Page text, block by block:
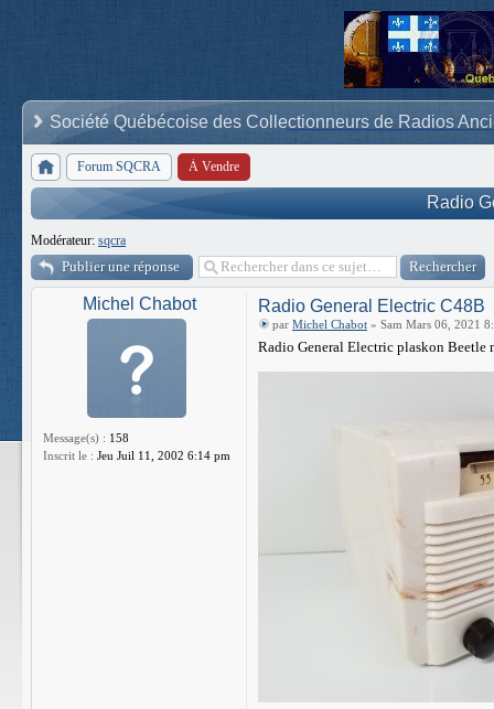
Société Québécoise des Collectionneurs de Radios
Forum SQCRA À Vendre
Radio
Modérateur: sqcra
Publier une réponse
Michel Chabot
Message(s) : 158
Inscrit le : Jeu Juil 11, 2002 6:14 pm
Radio General Electric C48B
par Michel Chabot » Sam Mars 06, 2021
Radio General Electric plaskon Beetle